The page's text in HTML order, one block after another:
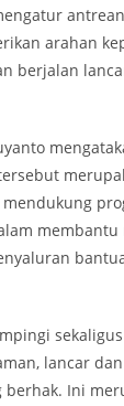
arahan
berjalan
membantu
lancar
berhak. Ini